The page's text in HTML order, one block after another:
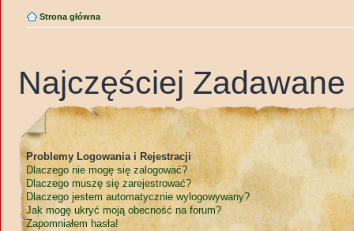
Strona główna
Najczęściej
Problemy Logowania i Rejestracji
Dlaczego nie mogę się zalogować?
Dlaczego muszę się zarejestrować?
Dlaczego jestem automatycznie wylogowywany?
Jak mogę ukryć moją obecność na forum?
Zapomniałem hasła!